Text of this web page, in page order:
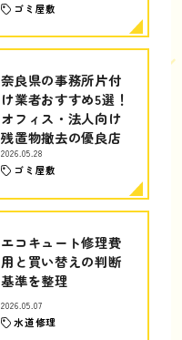
ゴミ屋敷
奈良県の事務所片付
け業者おすすめ5選！
オフィス・法人向け
残置物撤去の優良店
2026.05.28
ゴミ屋敷
エコキュート修理費
用と買い替えの判断
基準を整理
2026.05.07
水道修理